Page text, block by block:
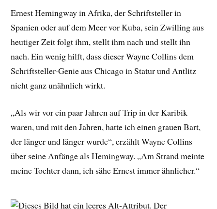
Ernest Hemingway in Afrika, der Schriftsteller in
Spanien oder auf dem Meer vor Kuba, sein Zwilling aus
heutiger Zeit folgt ihm, stellt ihm nach und stellt ihn
nach. Ein wenig hilft, dass dieser Wayne Collins dem
Schriftsteller-Genie aus Chicago in Statur und Antlitz
nicht ganz unähnlich wirkt.
„Als wir vor ein paar Jahren auf Trip in der Karibik
waren, und mit den Jahren, hatte ich einen grauen Bart,
der länger und länger wurde“, erzählt Wayne Collins
über seine Anfänge als Hemingway. „Am Strand meinte
meine Tochter dann, ich sähe Ernest immer ähnlicher.“